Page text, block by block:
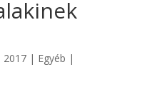
2017| Egyéb |